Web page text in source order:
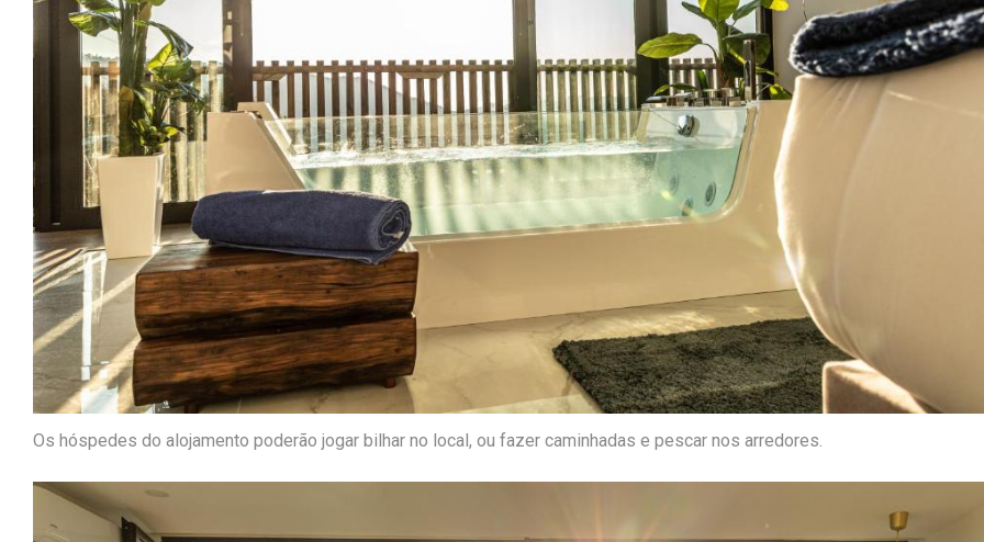
Os hóspedes do alojamento poderão jogar bilhar no local, ou fazer caminhadas e pescar nos arredores.